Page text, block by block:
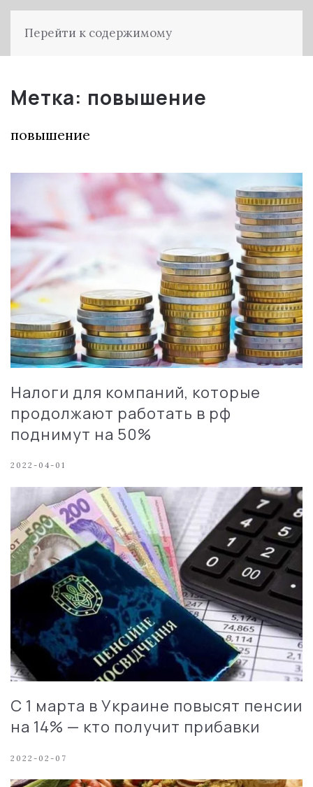
Перейти к содержимому
Метка: повышение
повышение
Налоги для компаний, которые
продолжают работать в рф
поднимут на 50%
2022-04-01
С 1 марта в Украине повысят пенсии
на 14% — кто получит прибавки
2022-02-07